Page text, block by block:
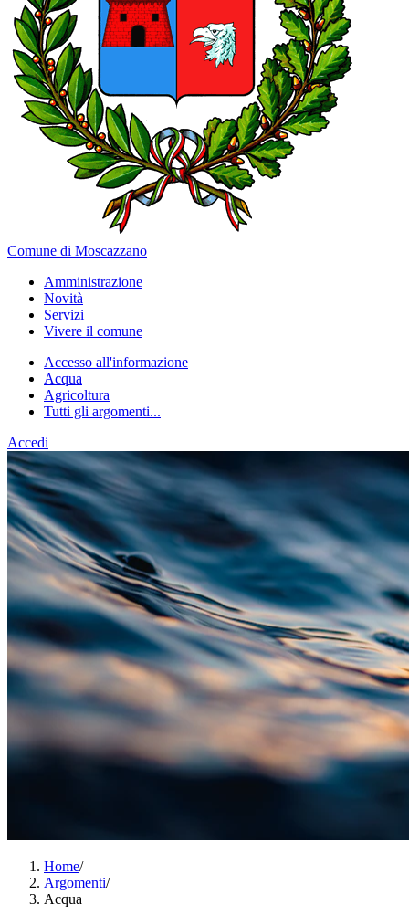
Comune di Moscazzano
Amministrazione
Novità
Servizi
Vivere il comune
Accesso all'informazione
Acqua
Agricoltura
Tutti gli argomenti...
Accedi
Home/
Argomenti/
Acqua